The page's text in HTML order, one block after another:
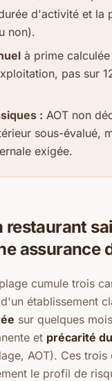
d'activité et la
non).
à prime
pas sur
: AOT non
sous-évalué,
exigée.
restaurant
assurance
cumule trois
établissement
sur quelques
et précarité
AOT). Ces trois
le profil de